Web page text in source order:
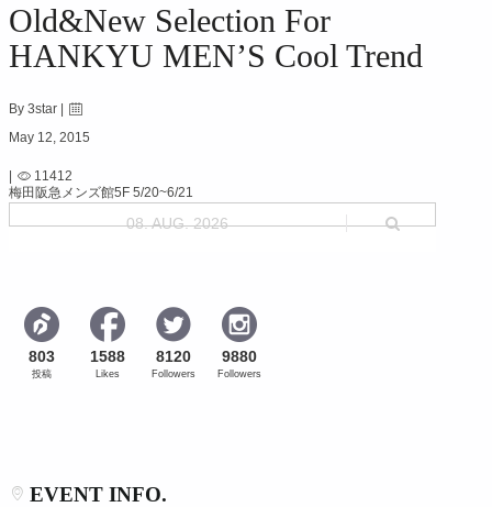
Old&New Selection For
HANKYU MEN’S Cool Trend
By 3star |
May 12, 2015
|
11412
梅田阪急メンズ館5F 5/20~6/21
08. AUG. 2026
803
投稿
1588
Likes
8120
Followers
9880
Followers
EVENT INFO.